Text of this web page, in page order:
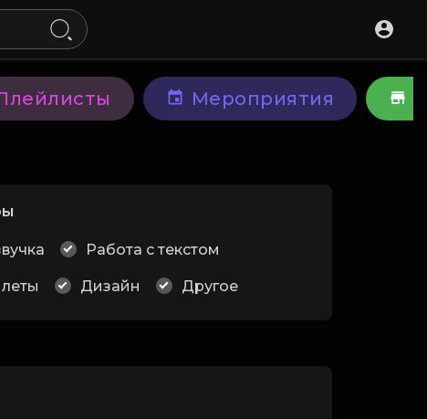
Мероприятия
Работа с текстом
Дизайн Другое